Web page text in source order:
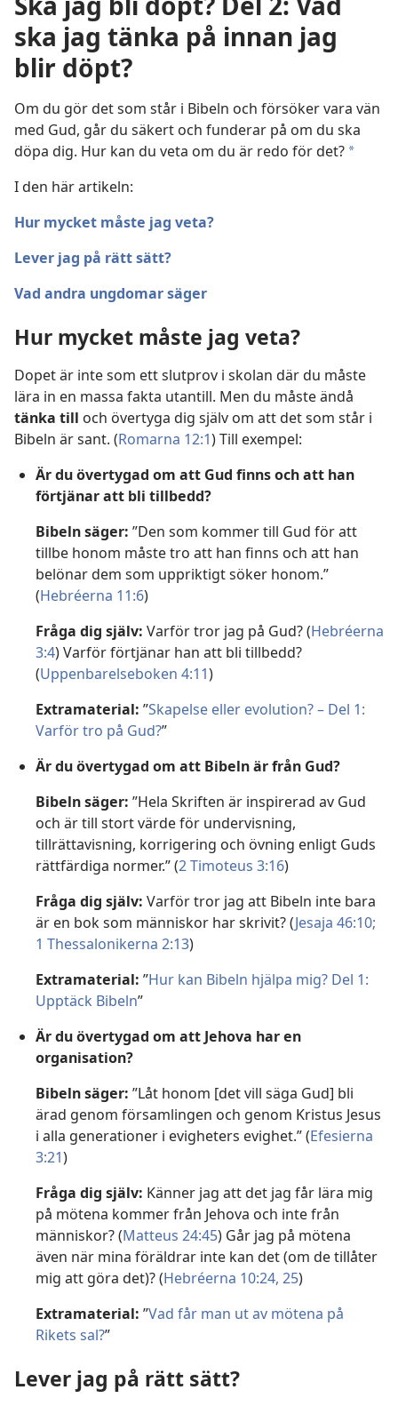
ska jag tänka på innan jag
blir döpt?
Om du gör det som står i Bibeln och försöker vara vän
med Gud, går du säkert och funderar på om du ska
döpa dig. Hur kan du veta om du är redo för det? a
I den här artikeln:
Hur mycket måste jag veta?
Lever jag på rätt sätt?
Vad andra ungdomar säger
Hur mycket måste jag veta?
Dopet är inte som ett slutprov i skolan där du måste
lära in en massa fakta utantill. Men du måste ändå
tänka till och övertyga dig själv om att det som står i
Bibeln är sant. (Romarna 12:1) Till exempel:
Är du övertygad om att Gud finns och att han
förtjänar att bli tillbedd?
Bibeln säger: ”Den som kommer till Gud för att
tillbe honom måste tro att han finns och att han
belönar dem som uppriktigt söker honom.”
(Hebréerna 11:6)
Fråga dig själv: Varför tror jag på Gud? (Hebréerna
3:4) Varför förtjänar han att bli tillbedd?
(Uppenbarelseboken 4:11)
Extramaterial: ”Skapelse eller evolution? – Del 1:
Varför tro på Gud?”
Är du övertygad om att Bibeln är från Gud?
Bibeln säger: ”Hela Skriften är inspirerad av Gud
och är till stort värde för undervisning,
tillrättavisning, korrigering och övning enligt Guds
rättfärdiga normer.” (2 Timoteus 3:16)
Fråga dig själv: Varför tror jag att Bibeln inte bara
är en bok som människor har skrivit? (Jesaja 46:10;
1 Thessalonikerna 2:13)
Extramaterial: ”Hur kan Bibeln hjälpa mig? Del 1:
Upptäck Bibeln”
Är du övertygad om att Jehova har en
organisation?
Bibeln säger: ”Låt honom [det vill säga Gud] bli
ärad genom församlingen och genom Kristus Jesus
i alla generationer i evigheters evighet.” (Efesierna
3:21)
Fråga dig själv: Känner jag att det jag får lära mig
på mötena kommer från Jehova och inte från
människor? (Matteus 24:45) Går jag på mötena
även när mina föräldrar inte kan det (om de tillåter
mig att göra det)? (Hebréerna 10:24, 25)
Extramaterial: ”Vad får man ut av mötena på
Rikets sal?”
Lever jag på rätt sätt?